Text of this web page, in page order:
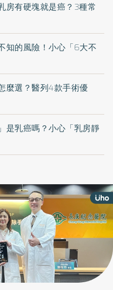
房有硬塊就是癌？3種常
知的風險！小心「6大不
麼選？醫列4款手術優
是乳癌嗎？小心「乳房靜